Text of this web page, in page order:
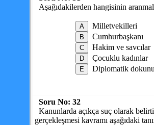
Aşağıdakilerden hangisinin
Milletvekilleri
Cumhurbaşkanı
Hakim ve savcılar
Çocuklu kadınlar
Diplomatik
Soru No: 32
Kanunlarda açıkça suç olarak
gerçekleşmesi kavramı aşağıdaki